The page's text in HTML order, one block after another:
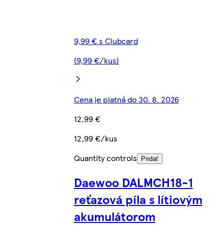
9,99 € s Clubcard
(9,99 €/kus)
Cena je platná do 30. 8. 2026
12,99 €
12,99 €/kus
Quantity controls
Pridať
Daewoo DALMCH18-1
reťazová píla s lítiovým
akumulátorom